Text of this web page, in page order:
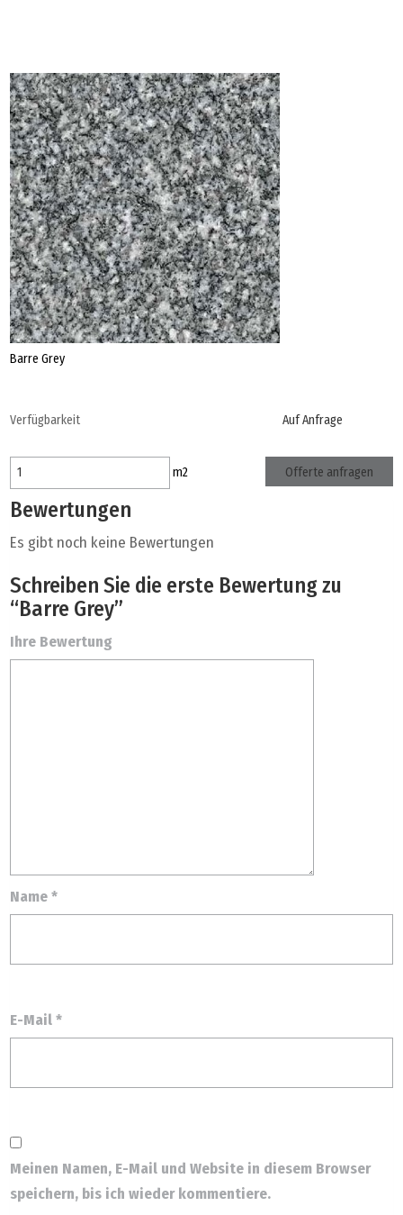
Barre Grey
Verfügbarkeit Auf Anfrage
m2 Offerte anfragen
Bewertungen
Es gibt noch keine Bewertungen
Schreiben Sie die erste Bewertung zu
“Barre Grey”
Ihre Bewertung
Name*
E-Mail*
Meinen Namen, E-Mail und Website in diesem Browser
speichern, bis ich wieder kommentiere.